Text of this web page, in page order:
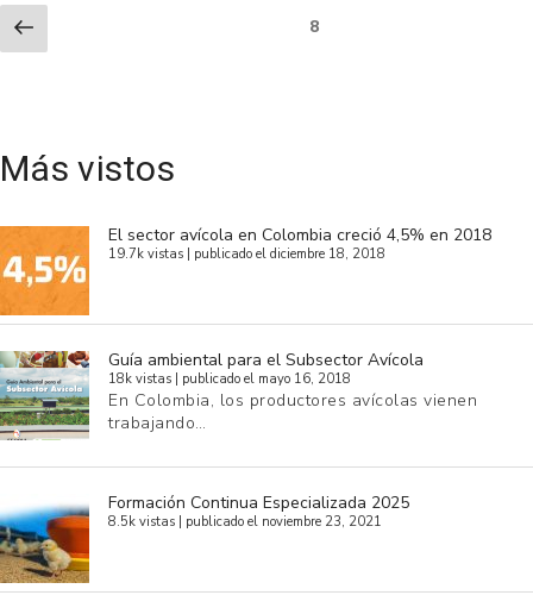
Paginación
de
Previous
page
8
Más vistos
El sector avícola en Colombia creció 4,5% en 2018
19.7k vistas publicado el diciembre 18, 2018
Guía ambiental para el Subsector Avícola
18k vistas publicado el mayo 16, 2018
En Colombia, los productores avícolas vienen
trabajando…
Formación Continua Especializada 2025
8.5k vistas publicado el noviembre 23, 2021